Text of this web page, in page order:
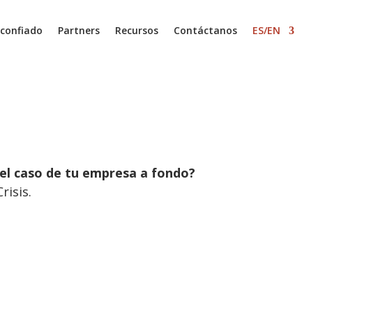
Partners Recursos Contáctanos ES/EN
caso de tu empresa a fondo?